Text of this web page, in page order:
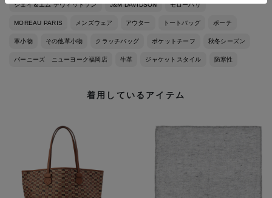
ジェイ＆エム デヴィッドソン J&M DAVIDSON モローパリ
MOREAU PARIS メンズウェア アウター トートバッグ ポーチ
革小物 その他革小物 クラッチバッグ ポケットチーフ 秋冬シーズン
バーニーズ ニューヨーク福岡店 牛革 ジャケットスタイル 防寒性
着用しているアイテム